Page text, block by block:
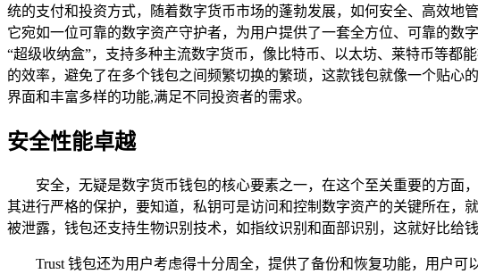
统的支付和投资方式，随着数字货币市场的蓬勃发展，如何安全、高效地
它宛如一位可靠的数字资产守护者，为用户提供了一套全方位、可靠的数
“超级收纳盒”，支持多种主流数字货币，像比特币、以太坊、莱特币等
的效率，避免了在多个钱包之间频繁切换的繁琐，这款钱包就像一个贴
界面和丰富多样的功能,满足不同投资者的需求。
安全性能卓越
安全，无疑是数字货币钱包的核心要素之一，在这个至关重要的方面
其进行严格的保护，要知道，私钥可是访问和控制数字资产的关键所在，
被泄露，钱包还支持生物识别技术，如指纹识别和面部识别，这就好比给
Trust 钱包还为用户考虑得十分周全，提供了备份和恢复功能，用户